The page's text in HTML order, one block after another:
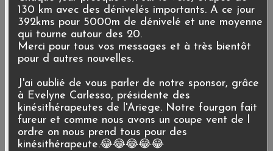
130 km avec des dénivelés importants. A ce jour
392kms pour 5000m de dénivelé et une moyenne
qui tourne autour des 20.
Merci pour tous vos messages et à très bientôt
pour d autres nouvelles.
J'ai oublié de vous parler de notre sponsor, grâce
à Evelyne Carlesso, présidente des
kinésithérapeutes de l'Ariege. Notre fourgon fait
fureur et comme nous avons un coupe vent de l
ordre on nous prend tous pour des
kinésithérapeute.😂😂😂😂😂